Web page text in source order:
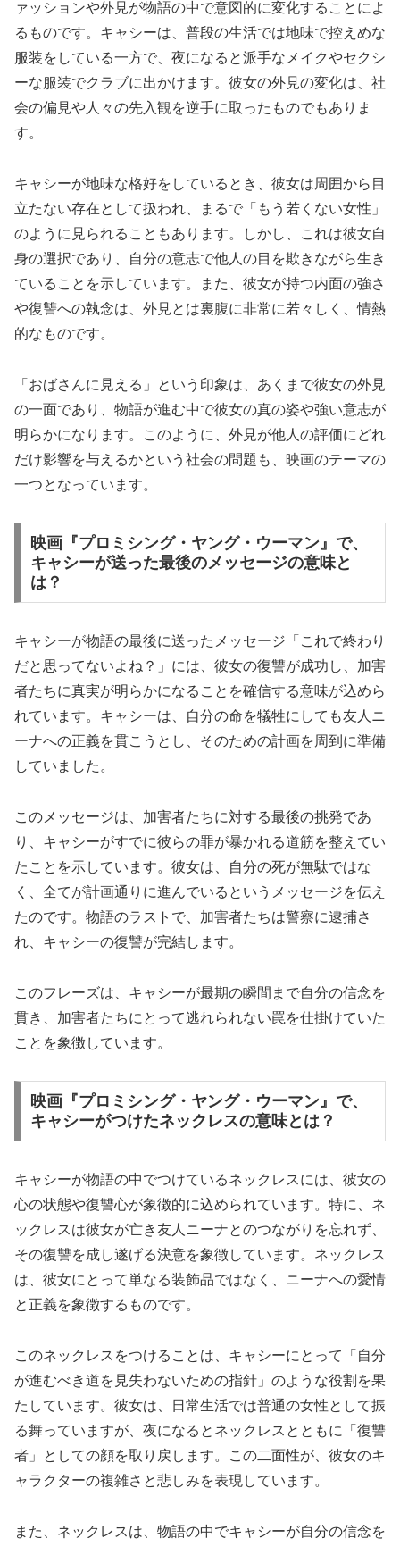
ァッションや外見が物語の中で意図的に変化することによ
るものです。キャシーは、普段の生活では地味で控えめな
服装をしている一方で、夜になると派手なメイクやセクシ
ーな服装でクラブに出かけます。彼女の外見の変化は、社
会の偏見や人々の先入観を逆手に取ったものでもありま
す。
キャシーが地味な格好をしているとき、彼女は周囲から目
立たない存在として扱われ、まるで「もう若くない女性」
のように見られることもあります。しかし、これは彼女自
身の選択であり、自分の意志で他人の目を欺きながら生き
ていることを示しています。また、彼女が持つ内面の強さ
や復讐への執念は、外見とは裏腹に非常に若々しく、情熱
的なものです。
「おばさんに見える」という印象は、あくまで彼女の外見
の一面であり、物語が進む中で彼女の真の姿や強い意志が
明らかになります。このように、外見が他人の評価にどれ
だけ影響を与えるかという社会の問題も、映画のテーマの
一つとなっています。
映画『プロミシング・ヤング・ウーマン』で、
キャシーが送った最後のメッセージの意味と
は？
キャシーが物語の最後に送ったメッセージ「これで終わり
だと思ってないよね？」には、彼女の復讐が成功し、加害
者たちに真実が明らかになることを確信する意味が込めら
れています。キャシーは、自分の命を犠牲にしても友人ニ
ーナへの正義を貫こうとし、そのための計画を周到に準備
していました。
このメッセージは、加害者たちに対する最後の挑発であ
り、キャシーがすでに彼らの罪が暴かれる道筋を整えてい
たことを示しています。彼女は、自分の死が無駄ではな
く、全てが計画通りに進んでいるというメッセージを伝え
たのです。物語のラストで、加害者たちは警察に逮捕さ
れ、キャシーの復讐が完結します。
このフレーズは、キャシーが最期の瞬間まで自分の信念を
貫き、加害者たちにとって逃れられない罠を仕掛けていた
ことを象徴しています。
映画『プロミシング・ヤング・ウーマン』で、
キャシーがつけたネックレスの意味とは？
キャシーが物語の中でつけているネックレスには、彼女の
心の状態や復讐心が象徴的に込められています。特に、ネ
ックレスは彼女が亡き友人ニーナとのつながりを忘れず、
その復讐を成し遂げる決意を象徴しています。ネックレス
は、彼女にとって単なる装飾品ではなく、ニーナへの愛情
と正義を象徴するものです。
このネックレスをつけることは、キャシーにとって「自分
が進むべき道を見失わないための指針」のような役割を果
たしています。彼女は、日常生活では普通の女性として振
る舞っていますが、夜になるとネックレスとともに「復讐
者」としての顔を取り戻します。この二面性が、彼女のキ
ャラクターの複雑さと悲しみを表現しています。
また、ネックレスは、物語の中でキャシーが自分の信念を